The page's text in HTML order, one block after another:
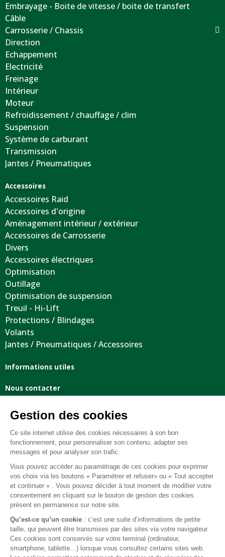
Embrayage - Boite de vitesse / boite de transfert
Câble
Carrosserie / Chassis
Direction
Echappement
Electricité
Freinage
Intérieur
Moteur
Refroidissement / chauffage / clim
Suspension
Système de carburant
Transmission
Jantes / Pneumatiques
Accessoires
Accessoires Raid
Accessoires d'origine
Aménagement intérieur / extérieur
Accessoires de Carrosserie
Divers
Accessoires électriques
Optimisation
Outillage
Optimisation de suspension
Treuil - Hi-Lift
Protections / Blindages
Volants
Jantes / Pneumatiques / Accessoires
Informations utiles
Nous contacter
Conditions générales de vente
FAQ
© 2026 BEST OF LAND - Tous droits réservés